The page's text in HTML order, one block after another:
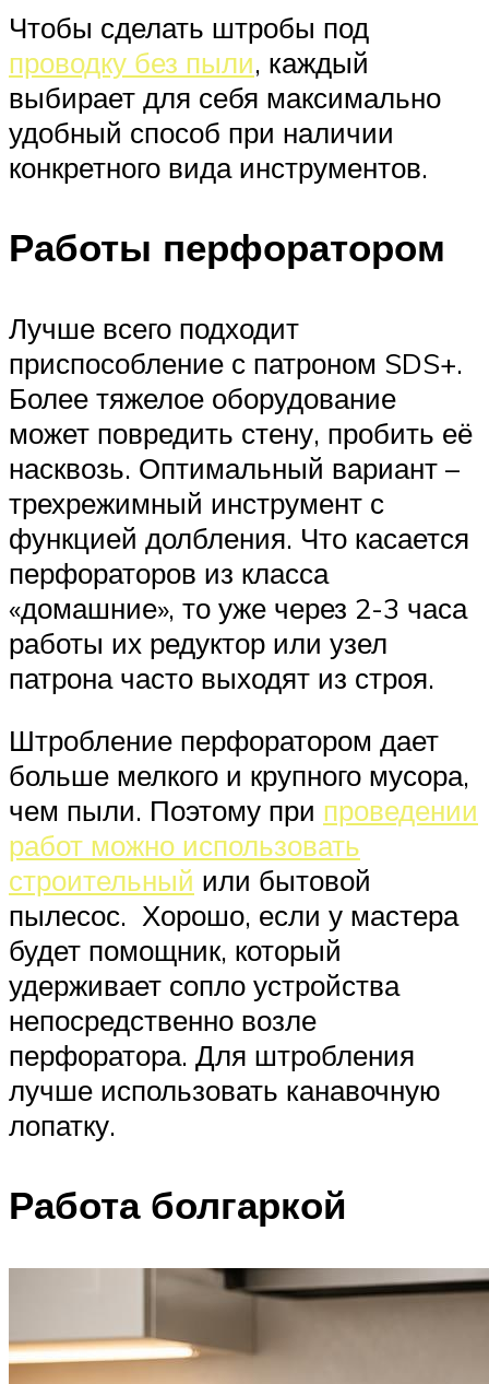
Чтобы сделать штробы под
проводку без пыли, каждый
выбирает для себя максимально
удобный способ при наличии
конкретного вида инструментов.
Работы перфоратором
Лучше всего подходит
приспособление с патроном SDS+.
Более тяжелое оборудование
может повредить стену, пробить её
насквозь. Оптимальный вариант –
трехрежимный инструмент с
функцией долбления. Что касается
перфораторов из класса
«домашние», то уже через 2-3 часа
работы их редуктор или узел
патрона часто выходят из строя.
Штробление перфоратором дает
больше мелкого и крупного мусора,
чем пыли. Поэтому при проведении
работ можно использовать
строительный или бытовой
пылесос. Хорошо, если у мастера
будет помощник, который
удерживает сопло устройства
непосредственно возле
перфоратора. Для штробления
лучше использовать канавочную
лопатку.
Работа болгаркой